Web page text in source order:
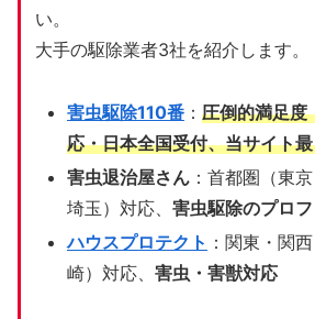
い。
大手の駆除業者3社を紹介します。
害虫駆除110番： 圧倒的満足
応・日本全国受付、当サイト
害虫退治屋さん：首都圏（東
埼玉）対応、 害虫駆除のプロ
ハウスプロテクト ：関東・関
崎）対応、 害虫・害獣対応